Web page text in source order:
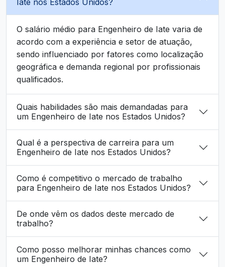
O salário médio para Engenheiro de Iate varia de
acordo com a experiência e setor de atuação,
sendo influenciado por fatores como localização
geográfica e demanda regional por profissionais
qualificados.
Quais habilidades são mais demandadas para
um Engenheiro de Iate nos Estados Unidos?
Qual é a perspectiva de carreira para um
Engenheiro de Iate nos Estados Unidos?
Como é competitivo o mercado de trabalho
para Engenheiro de Iate nos Estados Unidos?
De onde vêm os dados deste mercado de
trabalho?
Como posso melhorar minhas chances como
um Engenheiro de Iate?